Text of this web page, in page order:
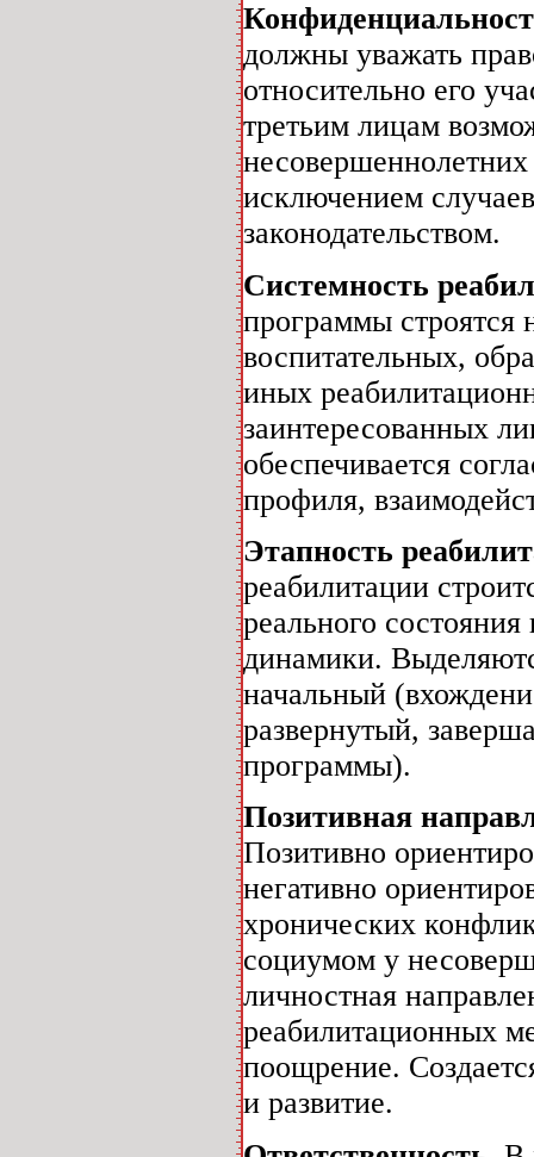
должны уважать
относительно его
третьим лицам
исключением
законодательством.
Системность
программы строятся
воспитательных,
иных
заинтересованных
обеспечивается
профиля,
Этапность
реабилитации
реального
динамики.
начальный
развернутый,
программы).
Позитивная
Позитивно
негативно
хронических
социумом у
личностная
реабилитационных
поощрение.
и развитие.